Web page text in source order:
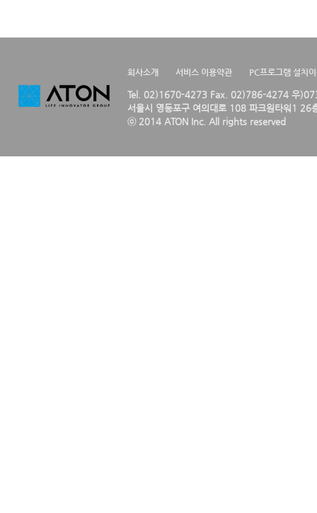
회사소개 서비스 이용약관 PC프로그램 설치
Tel. 02)1670-4273 Fax. 02)786-4274 우
서울시 영등포구 여의대로 108 파크원타워1 26
ⓒ 2014 ATON Inc. All rights reserved